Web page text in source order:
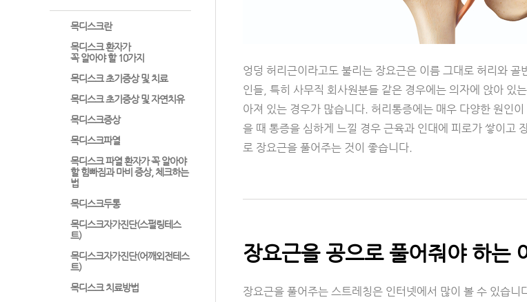
목디스크란
목디스크 환자가
꼭 알아야 할 10가지
목디스크 초기증상 및 치료
목디스크 초기증상 및 자연치유
목디스크증상
목디스크파열
목디스크 파열 환자가 꼭 알아야
할 힘빠짐과 마비 증상, 체크하는
법
목디스크두통
목디스크자가진단(스펄링테스
트)
목디스크자가진단(어깨외전테스
트)
목디스크 치료방법
엉덩 허리근이라고도 불리는 장요근은 이름 그대로 허리와
인들, 특히 사무직 회사원분들 같은 경우에는 의자에 앉아 있
아져 있는 경우가 많습니다. 허리통증에는 매우 다양한 원인
을 때 통증을 심하게 느낄 경우 근육과 인대에 피로가 쌓이고
로 장요근을 풀어주는 것이 좋습니다.
장요근을 공으로 풀어줘야 하는
장요근을 풀어주는 스트레칭은 인터넷에서 많이 볼 수 있습